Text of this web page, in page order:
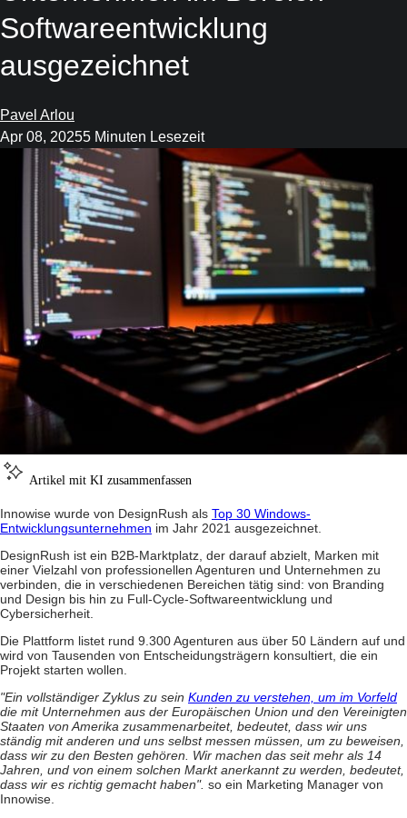
Softwareentwicklung
ausgezeichnet
Pavel Arlou
Apr 08, 20255 Minuten Lesezeit
Artikel mit KI zusammenfassen
Innowise wurde von DesignRush als Top 30 Windows-
Entwicklungsunternehmen im Jahr 2021 ausgezeichnet.
DesignRush ist ein B2B-Marktplatz, der darauf abzielt, Marken mit
einer Vielzahl von professionellen Agenturen und Unternehmen zu
verbinden, die in verschiedenen Bereichen tätig sind: von Branding
und Design bis hin zu Full-Cycle-Softwareentwicklung und
Cybersicherheit.
Die Plattform listet rund 9.300 Agenturen aus über 50 Ländern auf und
wird von Tausenden von Entscheidungsträgern konsultiert, die ein
Projekt starten wollen.
"Ein vollständiger Zyklus zu sein Kunden zu verstehen, um im Vorfeld
die mit Unternehmen aus der Europäischen Union und den Vereinigten
Staaten von Amerika zusammenarbeitet, bedeutet, dass wir uns
ständig mit anderen und uns selbst messen müssen, um zu beweisen,
dass wir zu den Besten gehören. Wir machen das seit mehr als 14
Jahren, und von einem solchen Markt anerkannt zu werden, bedeutet,
dass wir es richtig gemacht haben". so ein Marketing Manager von
Innowise.